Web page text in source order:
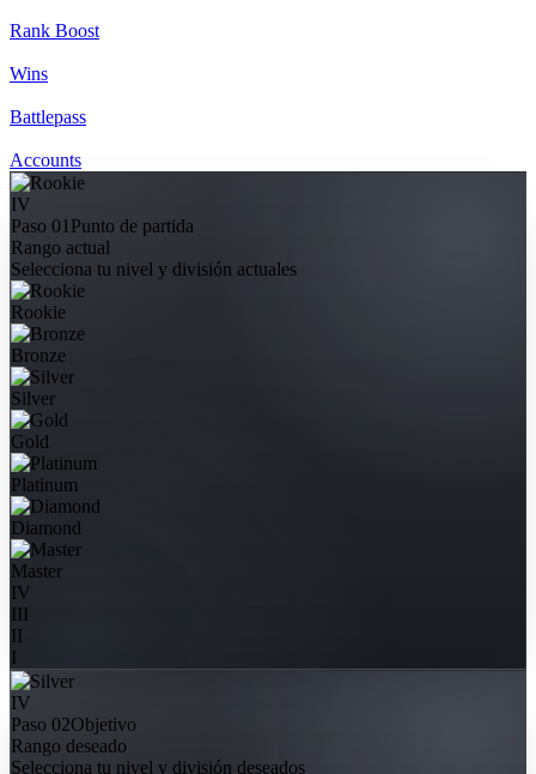
Rank Boost
Wins
Battlepass
Accounts
IV
Paso 01 Punto de partida
Rango actual
Selecciona tu nivel y división actuales
Rookie
Bronze
Silver
Gold
Platinum
Diamond
Master
IV
III
II
I
IV
Paso 02Objetivo
Rango deseado
Selecciona tu nivel y división deseados